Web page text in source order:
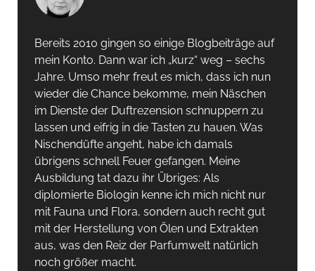
Bereits 2010 gingen so einige Blogbeiträge auf
mein Konto. Dann war ich „kurz“ weg – sechs
Jahre. Umso mehr freut es mich, dass ich nun
wieder die Chance bekomme, mein Näschen
im Dienste der Duftrezension schnuppern zu
lassen und eifrig in die Tasten zu hauen. Was
Nischendüfte angeht, habe ich damals
übrigens schnell Feuer gefangen. Meine
Ausbildung tat dazu ihr Übriges: Als
diplomierte Biologin kenne ich mich nicht nur
mit Fauna und Flora, sondern auch recht gut
mit der Herstellung von Ölen und Extrakten
aus, was den Reiz der Parfumwelt natürlich
noch größer macht.